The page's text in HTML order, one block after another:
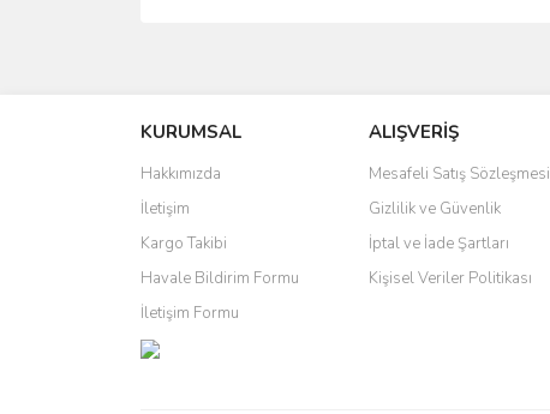
Ürün resmi kalitesiz, bozuk veya görüntülenemiyor.
Ürün açıklamasında eksik bilgiler bulunuyor.
Ürün bilgilerinde hatalar bulunuyor.
Ürün fiyatı diğer sitelerden daha pahalı.
Bu ürüne benzer farklı alternatifler olmalı.
KURUMSAL
Hakkımızda
İletişim
Kargo Takibi
Havale Bildirim Formu
İletişim Formu
ALIŞVERİŞ
Mesafeli Satış Sözleşmesi
Gizlilik ve Güvenlik
İptal ve İade Şartları
Kişisel Veriler Politikası